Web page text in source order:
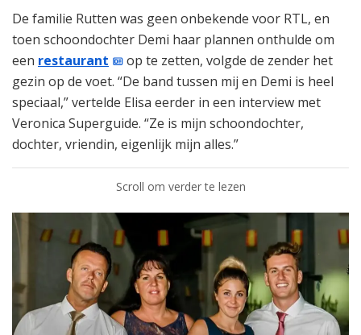
De familie Rutten was geen onbekende voor RTL, en
toen schoondochter Demi haar plannen onthulde om
een restaurant
op te zetten, volgde de zender het
gezin op de voet. “De band tussen mij en Demi is heel
speciaal,” vertelde Elisa eerder in een interview met
Veronica Superguide. “Ze is mijn schoondochter,
dochter, vriendin, eigenlijk mijn alles.”
Scroll om verder te lezen